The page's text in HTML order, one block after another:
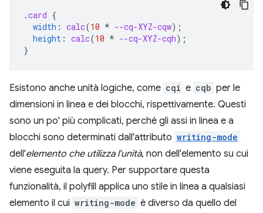
.card {
width : calc(10 * --cq-XYZ-cqw);
height : calc(10 * --cq-XYZ-cqh);
}
Esistono anche unità logiche, come cqi e cqb per le
dimensioni in linea e dei blocchi, rispettivamente. Questi
sono un po' più complicati, perché gli assi in linea e a
blocchi sono determinati dall'attributo writing-mode
dell'elemento che utilizza l'unità, non dell'elemento su cui
viene eseguita la query. Per supportare questa
funzionalità, il polyfill applica uno stile in linea a qualsiasi
elemento il cui writing-mode è diverso da quello del